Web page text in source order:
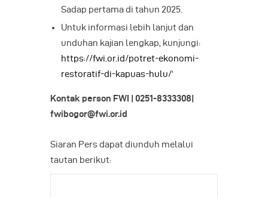
Sadap pertama di tahun 2025.
Untuk informasi lebih lanjut dan
unduhan kajian lengkap, kunjungi:
https://fwi.or.id/potret-ekonomi-
restoratif-di-kapuas-hulu/‘
Kontak person FWI | 0251-8333308|
fwibogor@fwi.or.id
Siaran Pers dapat diunduh melalui
tautan berikut: